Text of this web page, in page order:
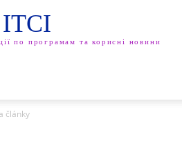
ITCI
по програмам та корисні новини
články